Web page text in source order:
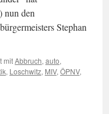
nun den
Stephan
mitAbbruch, auto,
, Loschwitz, MIV, ÖPNV,